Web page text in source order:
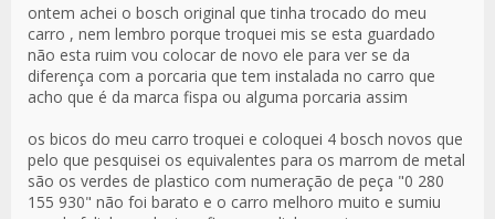
ontem achei o bosch original que tinha trocado do meu
carro , nem lembro porque troquei mis se esta guardado
não esta ruim vou colocar de novo ele para ver se da
diferença com a porcaria que tem instalada no carro que
acho que é da marca fispa ou alguma porcaria assim
os bicos do meu carro troquei e coloquei 4 bosch novos que
pelo que pesquisei os equivalentes para os marrom de metal
são os verdes de plastico com numeração de peça "0 280
155 930" não foi barato e o carro melhoro muito e sumiu